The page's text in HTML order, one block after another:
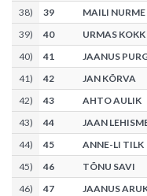
38) 39
MAILI NURME
39) 40
URMAS KOKK
40) 41
JAANUS
41) 42
JAN KÕRVA
42) 43
AHTO AULIK
43) 44
JAAN
44) 45
ANNE-LI TILK
45) 46
TÕNU SAVI
46) 47
JAANUS